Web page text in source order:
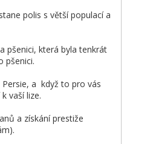
polis s větší populací a
pšenici, která byla tenkrát
pšenici.
a když to pro vás
vaší lize.
a získání prestiže